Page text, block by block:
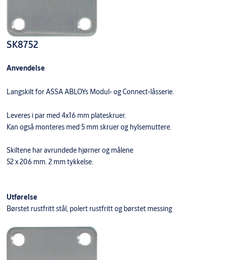
SK8752
Anvendelse
Langskilt for ASSA ABLOYs Modul- og Connect-låsserie.
Leveres i par med 4x16 mm plateskruer.
Kan også monteres med 5 mm skruer og hylsemuttere.
Skiltene har avrundede hjørner og målene
52 x 206 mm. 2 mm tykkelse.
Utførelse
Børstet rustfritt stål, polert rustfritt og børstet messing